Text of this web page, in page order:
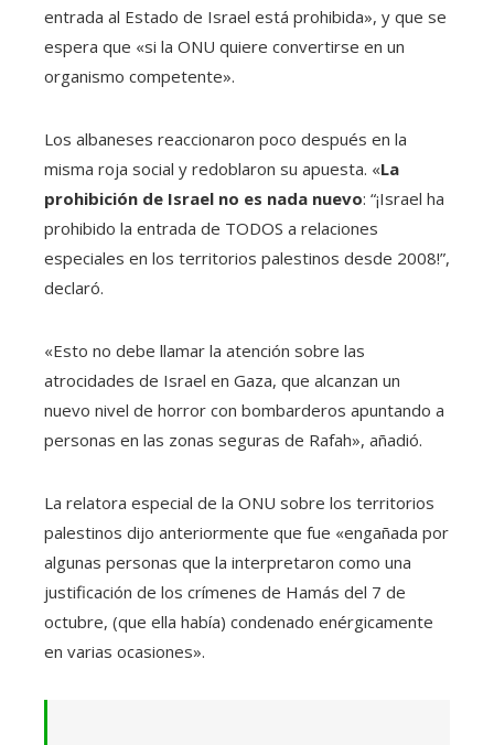
entrada al Estado de Israel está prohibida», y que se
espera que «si la ONU quiere convertirse en un
organismo competente».
Los albaneses reaccionaron poco después en la
misma roja social y redoblaron su apuesta. «La
prohibición de Israel no es nada nuevo: “¡Israel ha
prohibido la entrada de TODOS a relaciones
especiales en los territorios palestinos desde 2008!”,
declaró.
«Esto no debe llamar la atención sobre las
atrocidades de Israel en Gaza, que alcanzan un
nuevo nivel de horror con bombarderos apuntando a
personas en las zonas seguras de Rafah», añadió.
La relatora especial de la ONU sobre los territorios
palestinos dijo anteriormente que fue «engañada por
algunas personas que la interpretaron como una
justificación de los crímenes de Hamás del 7 de
octubre, (que ella había) condenado enérgicamente
en varias ocasiones».